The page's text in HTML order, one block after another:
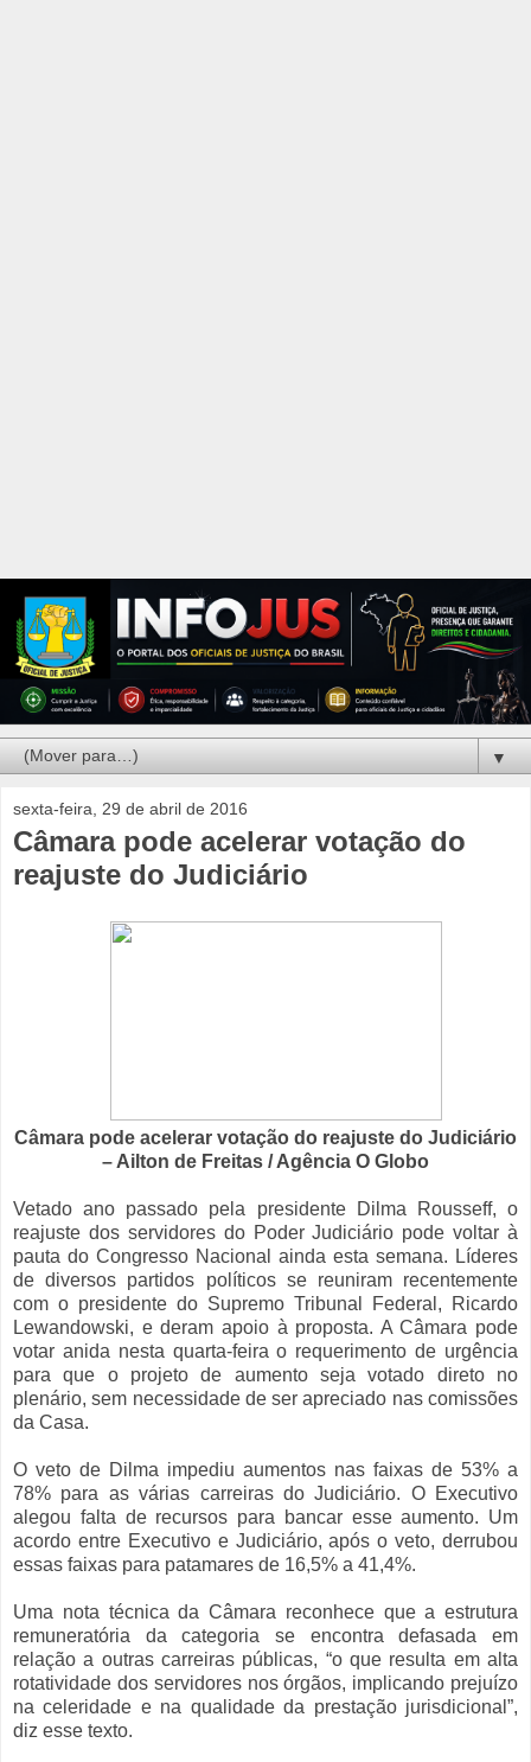
▼
sexta-feira, 29 de abril de 2016
Câmara pode acelerar votação do
reajuste do Judiciário
Câmara pode acelerar votação do reajuste do Judiciário
– Ailton de Freitas / Agência O Globo
Vetado ano passado pela presidente Dilma Rousseff, o
reajuste dos servidores do Poder Judiciário pode voltar à
pauta do Congresso Nacional ainda esta semana. Líderes
de diversos partidos políticos se reuniram recentemente
com o presidente do Supremo Tribunal Federal, Ricardo
Lewandowski, e deram apoio à proposta. A Câmara pode
votar anida nesta quarta-feira o requerimento de urgência
para que o projeto de aumento seja votado direto no
plenário, sem necessidade de ser apreciado nas comissões
da Casa.
O veto de Dilma impediu aumentos nas faixas de 53% a
78% para as várias carreiras do Judiciário. O Executivo
alegou falta de recursos para bancar esse aumento. Um
acordo entre Executivo e Judiciário, após o veto, derrubou
essas faixas para patamares de 16,5% a 41,4%.
Uma nota técnica da Câmara reconhece que a estrutura
remuneratória da categoria se encontra defasada em
relação a outras carreiras públicas, “o que resulta em alta
rotatividade dos servidores nos órgãos, implicando prejuízo
na celeridade e na qualidade da prestação jurisdicional”,
diz esse texto.